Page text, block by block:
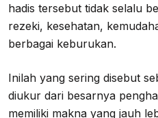
hadis tersebut tidak selalu
rezeki, kesehatan,
berbagai keburukan.
Inilah yang sering disebut
diukur dari besarnya
memiliki makna yang jauh